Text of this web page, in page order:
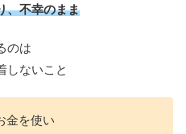
、不幸のまま
のは
しないこと
金を使い